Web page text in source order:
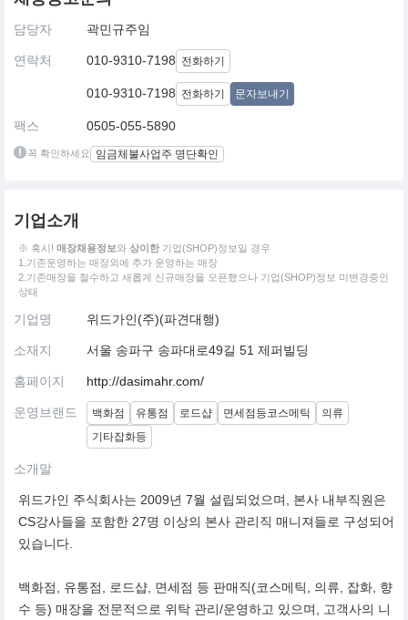
담당자 곽민규주임
연락처 010-9310-7198 전화하기
010-9310-7198 전화하기 문자보내기
팩스 0505-055-5890
꼭 확인하세요 임금체불사업주 명단확인
기업소개
※ 혹시! 매장채용정보와 상이한 기업(SHOP)정보일 경우
1.기존운영하는 매장외에 추가 운영하는 매장
2.기존매장을 철수하고 새롭게 신규매장을 오픈했으나 기업(SHOP)정보 미변경중인
상태
기업명 위드가인(주)(파견대행)
소재지 서울 송파구 송파대로49길 51 제퍼빌딩
홈페이지 http://dasimahr.com/
운영브랜드 백화점 유통점 로드샵 면세점등코스메틱
의류
기타잡화등
소개말
위드가인 주식회사는 2009년 7월 설립되었으며, 본사 내부직원은
CS강사들을 포함한 27명 이상의 본사 관리직 매니져들로 구성되어
있습니다.
백화점, 유통점, 로드샵, 면세점 등 판매직(코스메틱, 의류, 잡화, 향
수 등) 매장을 전문적으로 위탁 관리/운영하고 있으며, 고객사의 니